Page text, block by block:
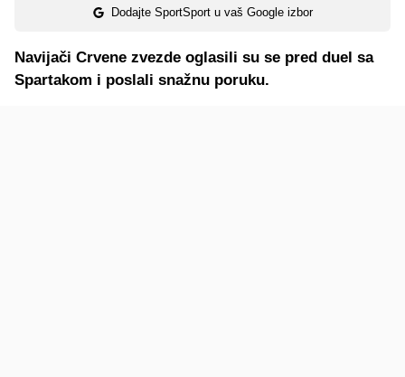
Dodajte SportSport u vaš Google izbor
Navijači Crvene zvezde oglasili su se pred duel sa
Spartakom i poslali snažnu poruku.